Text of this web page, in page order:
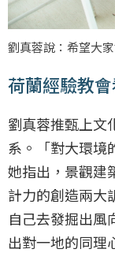
劉真蓉說：希望大
荷蘭經驗教
劉真蓉推甄上文
系。「對大環境
她指出，景觀建
計力的創造兩大
自己去發掘出風
出對一地的同理